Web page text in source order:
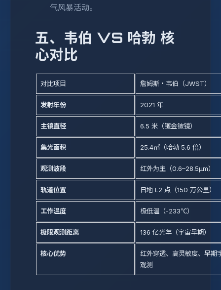
气风暴活动。
五、韦伯 VS 哈勃 核
心对比
对比项目 詹姆斯・韦伯（JWST）
发射年份 2021 年
主镜直径 6.5 米（镀金铍镜）
集光面积 25.4㎡（哈勃 5.6 倍）
观测波段 红外为主（0.6–28.5μm）
轨道位置 日地 L2 点（150 万公里）
工作温度 极低温（-233℃）
极限观测距离 136 亿光年（宇宙早期）
核心优势
红外穿透、高灵敏度、早期
观测